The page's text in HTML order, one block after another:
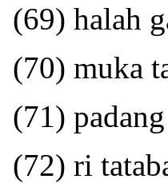
(69) halah
(70) muka
(71)
(72) ri